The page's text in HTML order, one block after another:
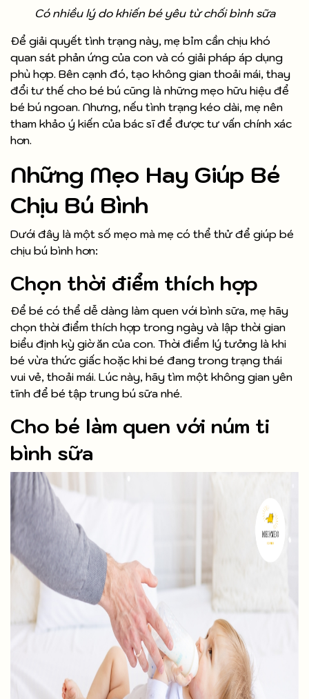
Có nhiều lý do khiến bé yêu từ chối bình sữa
Để giải quyết tình trạng này, mẹ bỉm cần chịu khó
quan sát phản ứng của con và có giải pháp áp dụng
phù hợp. Bên cạnh đó, tạo không gian thoải mái, thay
đổi tư thế cho bé bú cũng là những mẹo hữu hiệu để
bé bú ngoan. Nhưng, nếu tình trạng kéo dài, mẹ nên
tham khảo ý kiến của bác sĩ để được tư vấn chính xác
hơn.
Những Mẹo Hay Giúp Bé
Chịu Bú Bình
Dưới đây là một số mẹo mà mẹ có thể thử để giúp bé
chịu bú bình hơn:
Chọn thời điểm thích hợp
Để bé có thể dễ dàng làm quen với bình sữa, mẹ hãy
chọn thời điểm thích hợp trong ngày và lập thời gian
biểu định kỳ giờ ăn của con. Thời điểm lý tưởng là khi
bé vừa thức giấc hoặc khi bé đang trong trạng thái
vui vẻ, thoải mái. Lúc này, hãy tìm một không gian yên
tĩnh để bé tập trung bú sữa nhé.
Cho bé làm quen với núm ti
bình sữa